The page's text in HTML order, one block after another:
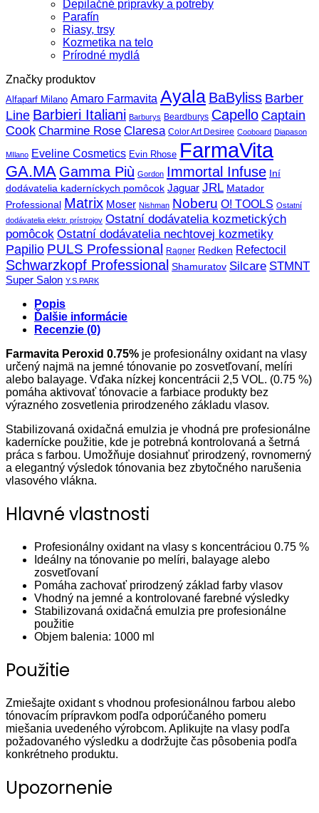
Depilačné prípravky a potreby
Parafín
Riasy, trsy
Kozmetika na telo
Prírodné mydlá
Značky produktov
Alfaparf Milano Amaro Farmavita Ayala BaByliss Barber
Line Barbieri Italiani Barburys Beardburys Capello Captain
Cook Charmine Rose Claresa Color Art Desiree Cooboard Diapason
MIlano Eveline Cosmetics Evin Rhose FarmaVita
GA.MA Gamma Più Gordon Immortal Infuse Iní
dodávatelia kaderníckych pomôcok Jaguar JRL Matador
Professional Matrix Moser Nishman Noberu O! TOOLS Ostatní
dodávatelia elektr. prístrojov Ostatní dodávatelia kozmetických
pomôcok Ostatní dodávatelia nechtovej kozmetiky
Papilio PULS Professional Ragner Redken Refectocil
Schwarzkopf Professional Shamuratov Silcare STMNT
Super Salon Y.S.PARK
Popis
Ďalšie informácie
Recenzie (0)
Farmavita Peroxid 0.75% je profesionálny oxidant na vlasy
určený najmä na jemné tónovanie po zosvetľovaní, melíri
alebo balayage. Vďaka nízkej koncentrácii 2,5 VOL. (0.75 %)
pomáha aktivovať tónovacie a farbiace produkty bez
výrazného zosvetlenia prirodzeného základu vlasov.
Stabilizovaná oxidačná emulzia je vhodná pre profesionálne
kadernícke použitie, kde je potrebná kontrolovaná a šetrná
práca s farbou. Umožňuje dosiahnuť prirodzený, rovnomerný
a elegantný výsledok tónovania bez zbytočného narušenia
vlasového vlákna.
Hlavné vlastnosti
Profesionálny oxidant na vlasy s koncentráciou 0.75 %
Ideálny na tónovanie po melíri, balayage alebo
zosvetľovaní
Pomáha zachovať prirodzený základ farby vlasov
Vhodný na jemné a kontrolované farebné výsledky
Stabilizovaná oxidačná emulzia pre profesionálne
použitie
Objem balenia: 1000 ml
Použitie
Zmiešajte oxidant s vhodnou profesionálnou farbou alebo
tónovacím prípravkom podľa odporúčaného pomeru
miešania uvedeného výrobcom. Aplikujte na vlasy podľa
požadovaného výsledku a dodržujte čas pôsobenia podľa
konkrétneho produktu.
Upozornenie